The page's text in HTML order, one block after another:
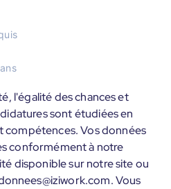
l'égalité des chances et
sont étudiées en
Vos données
conformément à notre
disponible sur notre site ou
Vous